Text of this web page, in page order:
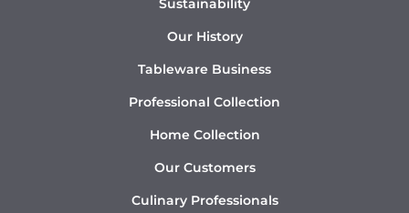
Sustainability
Our History
Tableware Business
Professional Collection
Home Collection
Our Customers
Culinary Professionals